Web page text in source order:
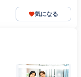
気になる